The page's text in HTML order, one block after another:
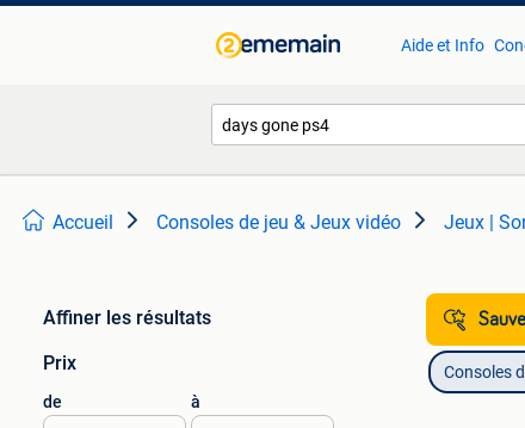
Aide et Info
Accueil Consoles de jeu & Jeux vidéo Jeux |
Affiner les résultats
Prix
de à
Consoles